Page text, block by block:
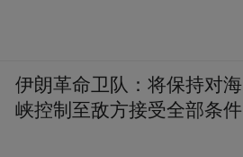
伊朗革命卫队：将保持对海
峡控制至敌方接受全部条件